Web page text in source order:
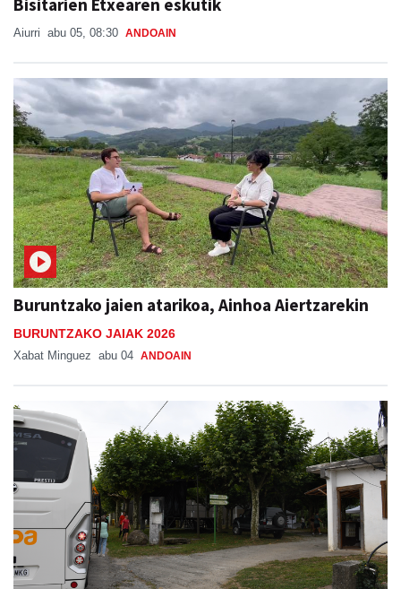
Aiurri abu 05, 08:30 ANDOAIN
Buruntzako jaien atarikoa, Ainhoa Aiertzarekin
BURUNTZAKO JAIAK 2026
Xabat Minguez abu 04 ANDOAIN